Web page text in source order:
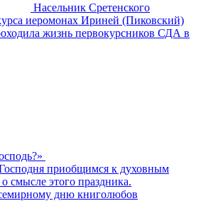
Насельник Сретенского
иеромонах Ириней (Пиковский)
жизнь первокурсников СДА в
приобщимся к духовным
смысле этого праздника.
дню книголюбов